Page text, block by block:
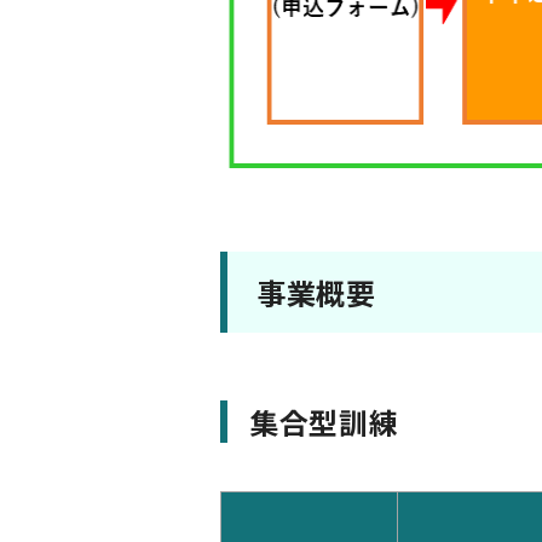
事業概要
集合型訓練